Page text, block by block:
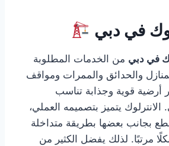
في دبي
في دبي من الخدمات المطلوبة
والحدائق والممرات ومواقف
أرضية قوية وجذابة تناسب
الانترلوك يتميز بتصميمه العملي،
بجانب بعضها بطريقة متداخلة
مرتبًا. لذلك يفضل الكثير من